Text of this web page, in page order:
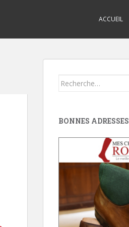
ACCUEIL
Search
BONNES ADRESSES